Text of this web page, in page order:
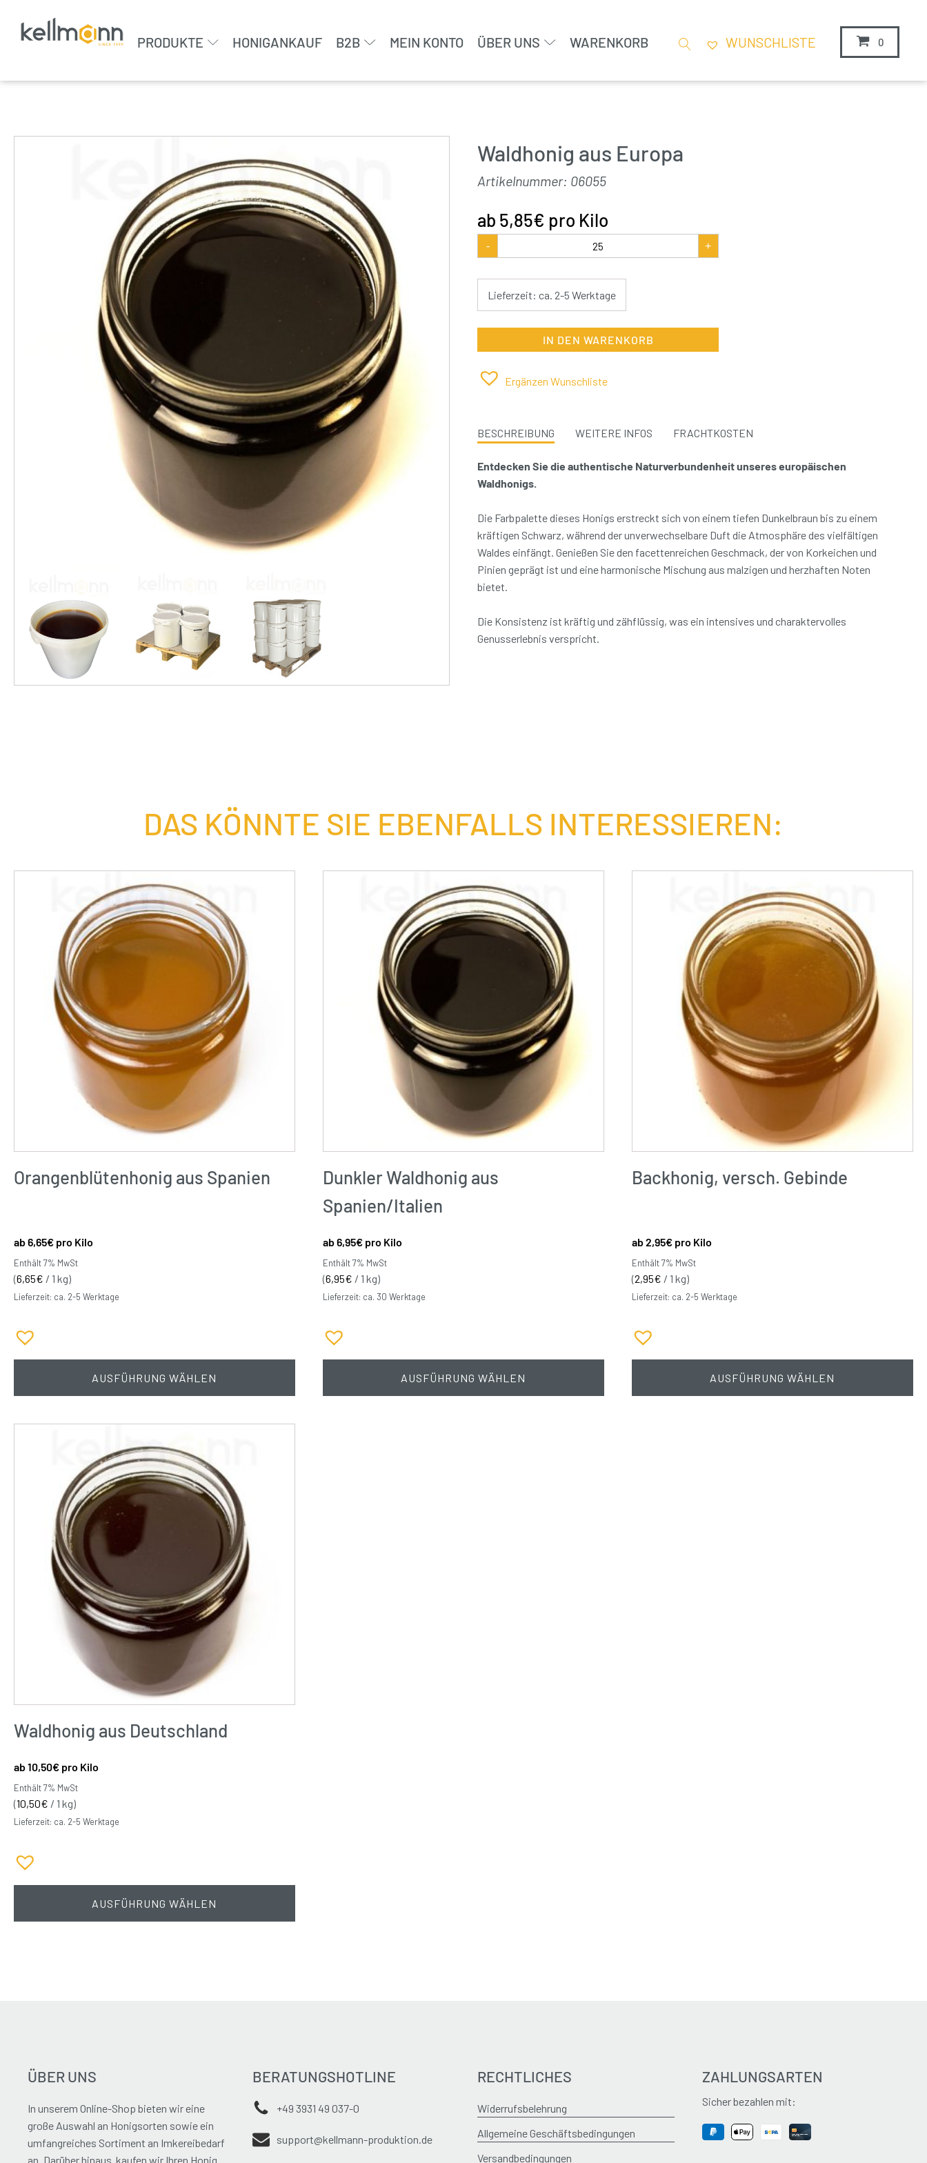
PRODUKTE HONIGANKAUF B2B MEIN KONTO ÜBER UNS WARENKORB WUNSCHLISTE 0
Waldhonig aus Europa
Artikelnummer: 06055
5,85€ pro Kilo
-
aus
Menge
+
Lieferzeit: ca. 2-5 Werktage
IN DEN WARENKORB
Ergänzen Wunschliste
BESCHREIBUNG WEITERE INFOS FRACHTKOSTEN
Entdecken Sie die authentische Naturverbundenheit unseres europäischen
Waldhonigs.
Die Farbpalette dieses Honigs erstreckt sich von einem tiefen Dunkelbraun bis zu einem
kräftigen Schwarz, während der unverwechselbare Duft die Atmosphäre des vielfältigen
Waldes einfängt. Genießen Sie den facettenreichen Geschmack, der von Korkeichen und
Pinien geprägt ist und eine harmonische Mischung aus malzigen und herzhaften Noten
bietet.
Die Konsistenz ist kräftig und zähflüssig, was ein intensives und charaktervolles
Genusserlebnis verspricht.
DAS KÖNNTE SIE EBENFALLS INTERESSIEREN:
Orangenblütenhonig aus Spanien
6,65€ pro Kilo
Enthält 7% MwSt
(6,65€ / 1 kg)
Lieferzeit: ca. 2-5 Werktage
AUSFÜHRUNG WÄHLEN
Dunkler Waldhonig aus
Spanien/Italien
6,95€pro Kilo
Enthält 7% MwSt
(6,95€ / 1 kg)
Lieferzeit: ca. 30 Werktage
AUSFÜHRUNG WÄHLEN
Backhonig, versch. Gebinde
2,95€pro Kilo
Enthält 7% MwSt
(2,95€ / 1 kg)
Lieferzeit: ca. 2-5 Werktage
AUSFÜHRUNG WÄHLEN
Waldhonig aus Deutschland
10,50€ pro Kilo
Enthält 7% MwSt
(10,50€ / 1 kg)
Lieferzeit: ca. 2-5 Werktage
AUSFÜHRUNG WÄHLEN
ÜBER UNS
In unserem Online-Shop bieten wir eine
große Auswahl an Honigsorten sowie ein
umfangreiches Sortiment an Imkereibedarf
an. Darüber hinaus kaufen wir Ihren Honig
BERATUNGSHOTLINE
+49 3931 49 037-0
support@kellmann-produktion.de
RECHTLICHES
Widerrufsbelehrung
Allgemeine Geschäftsbedingungen
Versandbedingungen
ZAHLUNGSARTEN
Sicher bezahlen mit: